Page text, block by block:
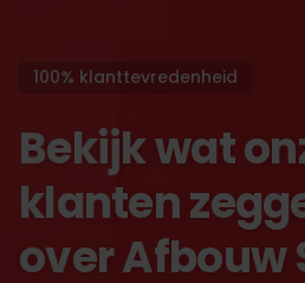
100% klanttevredenheid
Bekijk wat
klanten
over Afbouw